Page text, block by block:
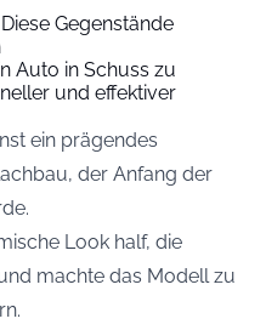
Gegenstände
Auto in Schuss zu
und effektiver
ein prägendes
der Anfang der
Look half, die
machte das Modell zu